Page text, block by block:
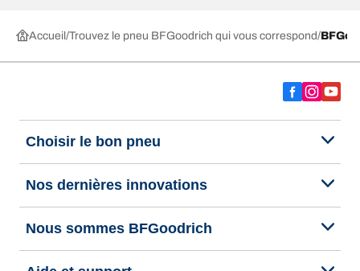
Accueil Trouvez le pneu BFGoodrich qui vous correspond
Choisir le bon pneu
Nos dernières innovations
Nous sommes BFGoodrich